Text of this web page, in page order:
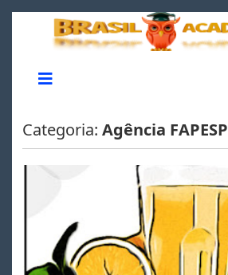
Categoria: Agência FAPESP